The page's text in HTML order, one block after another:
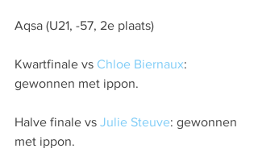
Aqsa (U21, -57, 2e plaats)
Kwartfinale vs Chloe Biernaux:
gewonnen met ippon.
Halve finale vs Julie Steuve: gewonnen
met ippon.